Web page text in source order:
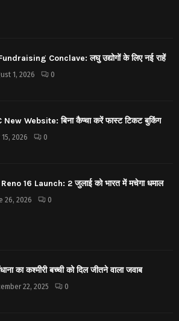
Conclave: लघु उद्योगों के लिए नई राहें
1, 2026 0
New Website: बिना कैप्चा करें फास्ट टिकट बुकिंग
15, 2026 0
16 Launch: 2 जुलाई को भारत में मचेगा धमाल
26, 2026 0
का कश्मीरी बच्ची को दिल जीतने वाला जवाब
22, 2025 0